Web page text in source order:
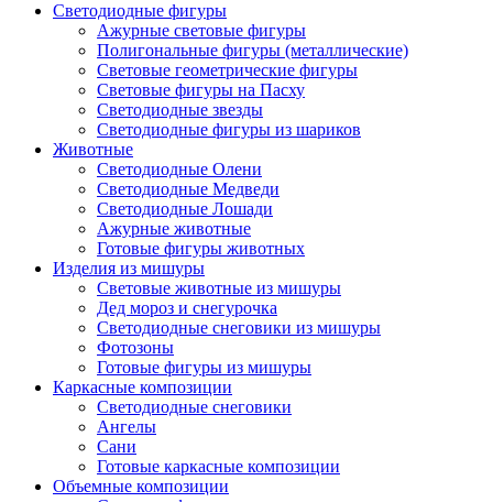
Светодиодные фигуры
Ажурные световые фигуры
Полигональные фигуры (металлические)
Световые геометрические фигуры
Световые фигуры на Пасху
Светодиодные звезды
Светодиодные фигуры из шариков
Животные
Светодиодные Олени
Светодиодные Медведи
Светодиодные Лошади
Ажурные животные
Готовые фигуры животных
Изделия из мишуры
Световые животные из мишуры
Дед мороз и снегурочка
Светодиодные снеговики из мишуры
Фотозоны
Готовые фигуры из мишуры
Каркасные композиции
Светодиодные снеговики
Ангелы
Сани
Готовые каркасные композиции
Объемные композиции